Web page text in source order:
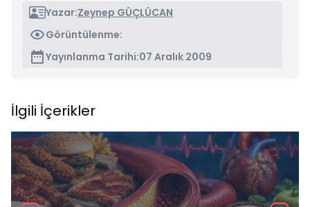
Yazar:Zeynep GÜÇLÜCAN
Görüntülenme:
Yayınlanma Tarihi:07 Aralık 2009
İlgili İçerikler